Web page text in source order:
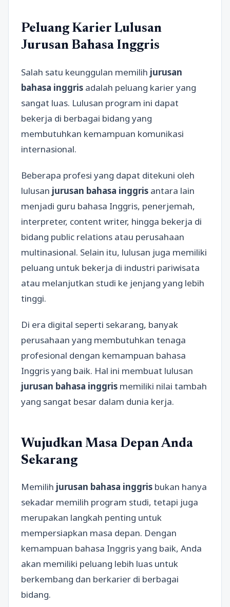
Peluang Karier Lulusan
Jurusan Bahasa Inggris
Salah satu keunggulan memilih jurusan
bahasa inggris adalah peluang karier yang
sangat luas. Lulusan program ini dapat
bekerja di berbagai bidang yang
membutuhkan kemampuan komunikasi
internasional.
Beberapa profesi yang dapat ditekuni oleh
lulusan jurusan bahasa inggris antara lain
menjadi guru bahasa Inggris, penerjemah,
interpreter, content writer, hingga bekerja di
bidang public relations atau perusahaan
multinasional. Selain itu, lulusan juga memiliki
peluang untuk bekerja di industri pariwisata
atau melanjutkan studi ke jenjang yang lebih
tinggi.
Di era digital seperti sekarang, banyak
perusahaan yang membutuhkan tenaga
profesional dengan kemampuan bahasa
Inggris yang baik. Hal ini membuat lulusan
jurusan bahasa inggris memiliki nilai tambah
yang sangat besar dalam dunia kerja.
Wujudkan Masa Depan Anda
Sekarang
Memilih jurusan bahasa inggris bukan hanya
sekadar memilih program studi, tetapi juga
merupakan langkah penting untuk
mempersiapkan masa depan. Dengan
kemampuan bahasa Inggris yang baik, Anda
akan memiliki peluang lebih luas untuk
berkembang dan berkarier di berbagai
bidang.